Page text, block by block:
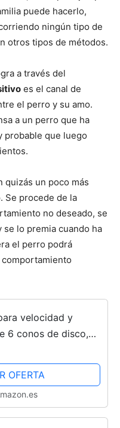
puede hacerlo,
ningún tipo de
otros tipos de métodos.
a través del
es el canal de
el perro y su amo.
a un perro que ha
probable que luego
quizás un poco más
Se procede de la
no deseado, se
lo premia cuando ha
el perro podrá
velocidad y
6 conos de disco,
OFERTA